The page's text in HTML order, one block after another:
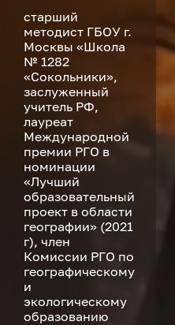
старший
методист ГБОУ г.
Москвы «Школа
№ 1282
«Сокольники»,
заслуженный
учитель РФ,
лауреат
Международной
премии РГО в
номинации
«Лучший
образовательный
проект в области
географии» (2021
г), член
Комиссии РГО по
географическому
и
экологическому
образованию